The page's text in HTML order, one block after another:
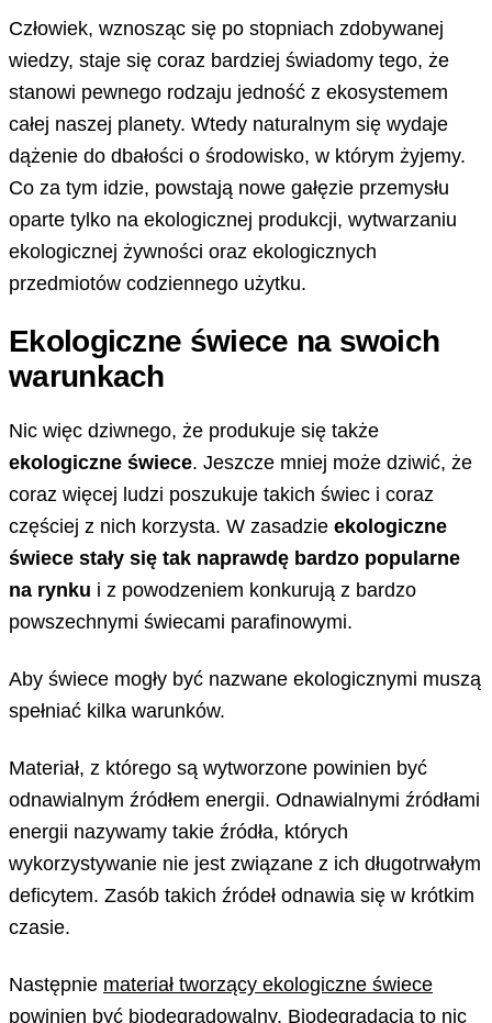
Człowiek, wznosząc się po stopniach zdobywanej
wiedzy, staje się coraz bardziej świadomy tego, że
stanowi pewnego rodzaju jedność z ekosystemem
całej naszej planety. Wtedy naturalnym się wydaje
dążenie do dbałości o środowisko, w którym żyjemy.
Co za tym idzie, powstają nowe gałęzie przemysłu
oparte tylko na ekologicznej produkcji, wytwarzaniu
ekologicznej żywności oraz ekologicznych
przedmiotów codziennego użytku.
Ekologiczne świece na swoich
warunkach
Nic więc dziwnego, że produkuje się także
ekologiczne świece. Jeszcze mniej może dziwić, że
coraz więcej ludzi poszukuje takich świec i coraz
częściej z nich korzysta. W zasadzie ekologiczne
świece stały się tak naprawdę bardzo popularne
na rynku i z powodzeniem konkurują z bardzo
powszechnymi świecami parafinowymi.
Aby świece mogły być nazwane ekologicznymi muszą
spełniać kilka warunków.
Materiał, z którego są wytworzone powinien być
odnawialnym źródłem energii. Odnawialnymi źródłami
energii nazywamy takie źródła, których
wykorzystywanie nie jest związane z ich długotrwałym
deficytem. Zasób takich źródeł odnawia się w krótkim
czasie.
Następnie materiał tworzący ekologiczne świece
powinien być biodegradowalny. Biodegradacja to nic